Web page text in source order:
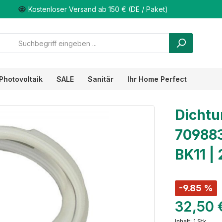
Kostenloser Versand ab 150 € (DE / Paket)
Photovoltaik SALE Sanitär Ihr Home Perfect
BK11 |
-9.85 %
32,50